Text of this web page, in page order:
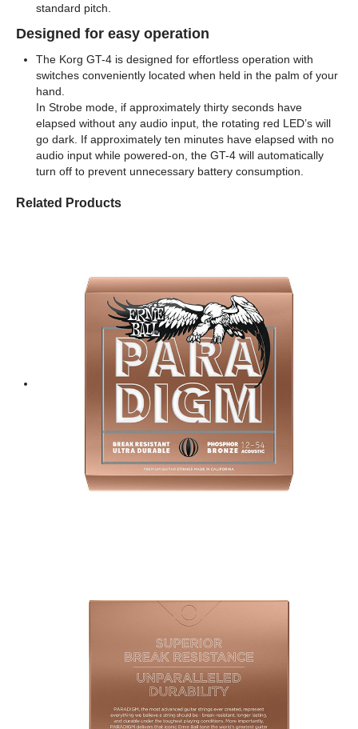
standard pitch.
Designed for easy operation
The Korg GT-4 is designed for effortless operation with
switches conveniently located when held in the palm of your
hand.
In Strobe mode, if approximately thirty seconds have
elapsed without any audio input, the rotating red LED’s will
go dark. If approximately ten minutes have elapsed with no
audio input while powered-on, the GT-4 will automatically
turn off to prevent unnecessary battery consumption.
Related Products